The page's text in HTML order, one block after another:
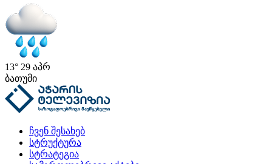
13° 29 აპრ
ბათუმი
ჩვენ შესახებ
სტრუქტურა
სტრატეგია